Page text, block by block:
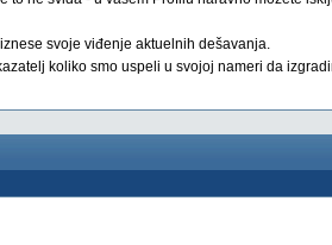
svoje viđenje aktuelnih dešavanja.
koliko smo uspeli u svojoj nameri da